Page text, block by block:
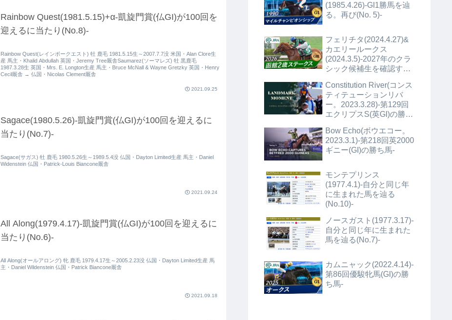
Rainbow Quest(1981.5.15)+α-凱旋門賞(仏GI)が100回を
迎えるに当たり(No.8)-
Rainbow Quest(レインボークエスト) 牡 鹿毛 1981.5.15生～2007.7.7没 米国・Alan Clore生
産 馬主・Khalid Abdullah 英国・Jeremy Tree厩舎Saumarez(ソーマレズ) 牡 黒鹿毛
1987.3.28生 英国・Mrs. E. Longton生産 馬主・Bruce McNall & Wayne Gretzky 英国・Henry
Cecil厩舎 → 仏国・Nicolas Clement厩舎
2021.09.25
Sagace(1980.5.26)-凱旋門賞(仏GI)が100回を迎えるに
当たり(No.7)-
Sagace(サガス) 牡 鹿毛 1980.5.26生～1989.5.4没 仏国・Dayton Limited生産 馬主・Daniel
Widenstein 仏国・Patrick-Louis Biancone厩舎
2021.09.24
All Along(1979.4.17)-凱旋門賞(仏GI)が100回を迎えるに
当たり(No.6)-
All Along(オールアロング) 牝 鹿毛 1979.4.17生～2005.2.23没 仏国・Dayton Limited生産 馬
主・Daniel Wildenstein 仏国・Patrick Biancone厩舎
2021.09.18
(1985.4.26)-GI1勝馬を辿
る。再び(No. 5)-
フェリチタ(2024.4.27)&
カエリールークス
(2024.3.5)-2027年のクラ
シック候補生を確認する
Constitution River(コンス
ティテューションリバ
ー。2023.3.28)-第129回
エクリプスS(英GI)の勝ち
Bow Echo(ボウエコー。
2023.3.1)-第218回英2000
ギニー(GI)の勝ち馬-
モンテプリンス
(1977.4.1)-自分と同じ年
に生まれた馬を辿る
(No.10)-
ノースガスト(1977.3.17)-
自分と同じ年に生まれた
馬を辿る(No.7)-
カムニャック(2022.4.14)-
第86回優駿牝馬(GI)の勝
ち馬-